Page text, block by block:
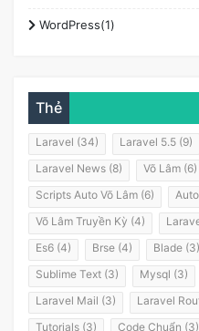
WordPress(1)
Thẻ
Laravel (34) Laravel 5.5 (9)
Laravel News (8)
Võ Lâm (6)
Scripts Auto Võ Lâm (6)
Võ Lâm Truyền Kỳ (4)
Es6 (4)
Brse (4) Blade (3)
Sublime Text (3)
Mysql (3)
Laravel Mail (3)
Laravel
Tutorials (3)
Code Chuẩn (3)